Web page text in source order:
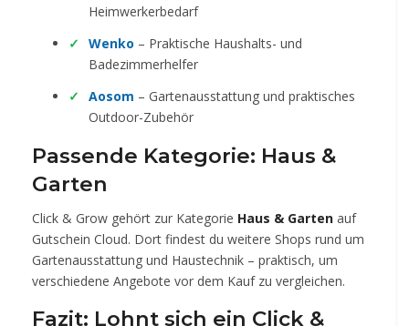
Heimwerkerbedarf
Wenko – Praktische Haushalts- und
Badezimmerhelfer
Aosom – Gartenausstattung und praktisches
Outdoor-Zubehör
Passende Kategorie: Haus &
Garten
Click & Grow gehört zur Kategorie Haus & Garten auf
Gutschein Cloud. Dort findest du weitere Shops rund um
Gartenausstattung und Haustechnik – praktisch, um
verschiedene Angebote vor dem Kauf zu vergleichen.
Fazit: Lohnt sich ein Click &